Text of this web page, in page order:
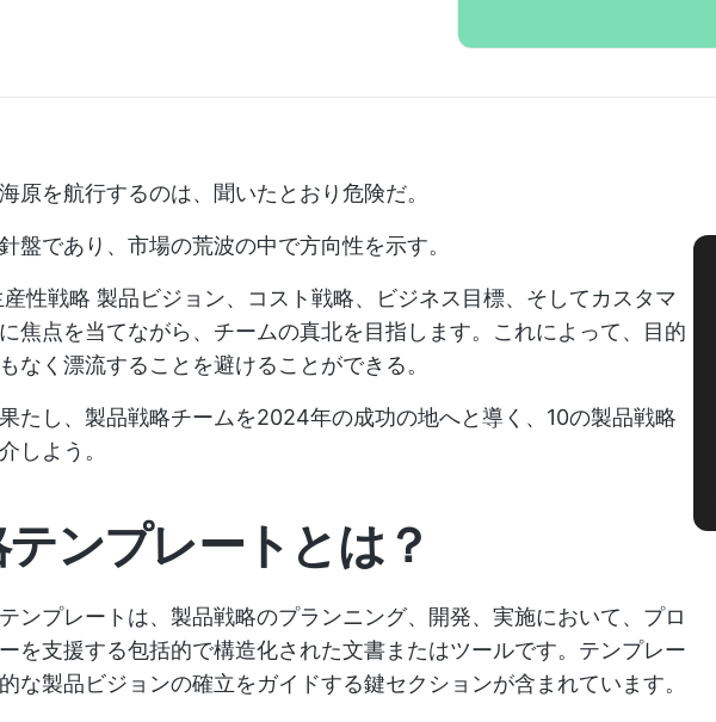
原を航行するのは、聞いたとおり危険だ。
盤であり、市場の荒波の中で方向性を示す。
産性戦略 製品ビジョン、コスト戦略、ビジネス目標、そしてカスタマ
焦点を当てながら、チームの真北を目指します。これによって、目的
なく漂流することを避けることができる。
たし、製品戦略チームを2024年の成功の地へと導く、10の製品戦略
しよう。
ンプレートとは？
ンプレートは、製品戦略のプランニング、開発、実施において、プロ
を支援する包括的で構造化された文書またはツールです。テンプレー
な製品ビジョンの確立をガイドする鍵セクションが含まれています。